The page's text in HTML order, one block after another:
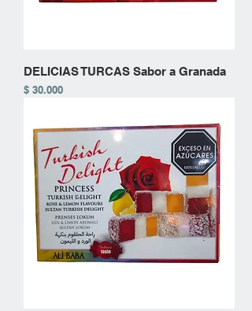
DELICIAS TURCAS Sabor a Granada
Precio
$ 30.000